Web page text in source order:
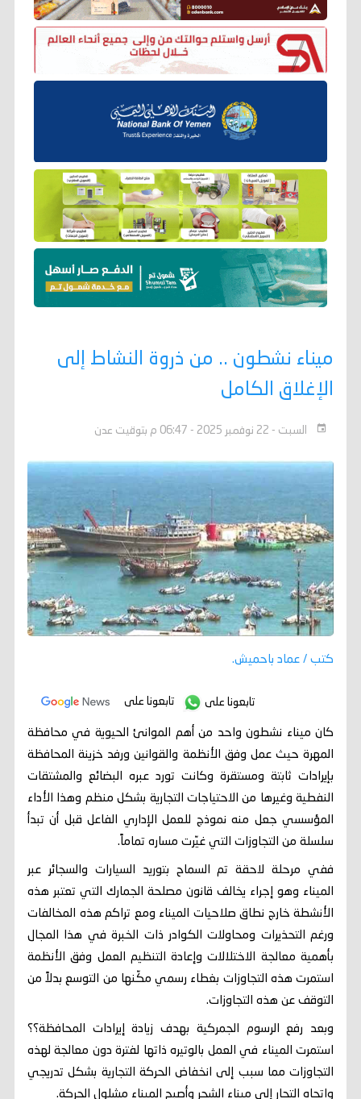
ميناء نشطون .. من ذروة النشاط إلى
الإغلاق الكامل
السبت - 22 نوفمبر 2025 - 06:47 م بتوقيت عدن
كتب / عماد باحميش.
تابعونا على تابعونا على
كان ميناء نشطون واحد من أهم الموانئ الحيوية في محافظة
المهرة حيث عمل وفق الأنظمة والقوانين ورفد خزينة المحافظة
بإيرادات ثابتة ومستقرة وكانت تورد عبره البضائع والمشتقات
النفطية وغيرها من الاحتياجات التجارية بشكل منظم وهذا الأداء
المؤسسي جعل منه نموذج للعمل الإداري الفاعل قبل أن تبدأ
سلسلة من التجاوزات التي غيّرت مساره تماماً.
ففي مرحلة لاحقة تم السماح بتوريد السيارات والسجائر عبر
الميناء وهو إجراء يخالف قانون مصلحة الجمارك التي تعتبر هذه
الأنشطة خارج نطاق صلاحيات الميناء ومع تراكم هذه المخالفات
ورغم التحذيرات ومحاولات الكوادر ذات الخبرة في هذا المجال
بأهمية معالجة الاختلالات وإعادة التنظيم العمل وفق الأنظمة
استمرت هذه التجاوزات بغطاء رسمي مكّنها من التوسع بدلاً من
التوقف عن هذه التجاوزات.
وبعد رفع الرسوم الجمركية بهدف زيادة إيرادات المحافظة؟؟
استمرت الميناء في العمل بالوتيره ذاتها لفترة دون معالجة لهذه
التجاوزات مما سبب إلى انخفاض الحركة التجارية بشكل تدريجي
واتجاه التجار إلى ميناء الشحر وأصبح الميناء مشلول الحركة.